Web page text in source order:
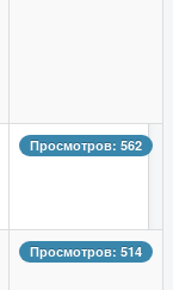
Просмотров: 562
Просмотров: 514